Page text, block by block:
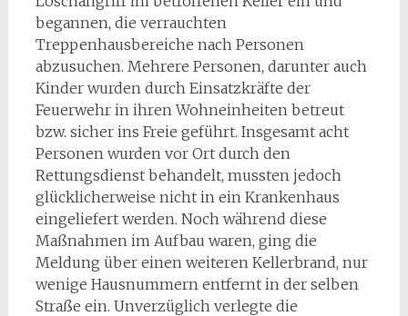
begannen, die verrauchten
Treppenhausbereiche nach Personen
abzusuchen. Mehrere Personen, darunter auch
Kinder wurden durch Einsatzkräfte der
Feuerwehr in ihren Wohneinheiten betreut
bzw. sicher ins Freie geführt. Insgesamt acht
Personen wurden vor Ort durch den
Rettungsdienst behandelt, mussten jedoch
glücklicherweise nicht in ein Krankenhaus
eingeliefert werden. Noch während diese
Maßnahmen im Aufbau waren, ging die
Meldung über einen weiteren Kellerbrand, nur
wenige Hausnummern entfernt in der selben
Straße ein. Unverzüglich verlegte die